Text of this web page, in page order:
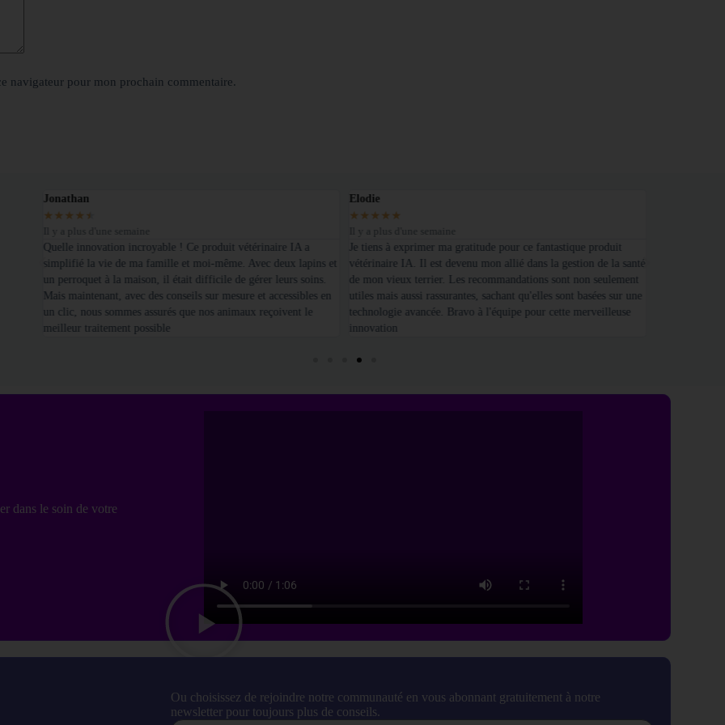
navigateur pour mon prochain commentaire.
Jonathan
★ ★ ★ ★ ★
Il y a plus d'une semaine
Quelle innovation incroyable ! Ce produit vétérinaire IA a
simplifié la vie de ma famille et moi-même. Avec deux lapins et
un perroquet à la maison, il était difficile de gérer leurs soins.
Mais maintenant, avec des conseils sur mesure et accessibles en
un clic, nous sommes assurés que nos animaux reçoivent le
meilleur traitement possible
Elodie
★ ★ ★ ★ ★
Il y a plus d'une semaine
Je tiens à exprimer ma gratitude pour ce fantastique produit
vétérinaire IA. Il est devenu mon allié dans la gestion de la santé
de mon vieux terrier. Les recommandations sont non seulement
utiles mais aussi rassurantes, sachant qu'elles sont basées sur une
technologie avancée. Bravo à l'équipe pour cette merveilleuse
innovation
dans le soin de votre
Ou choisissez de rejoindre notre communauté en vous abonnant gratuitement à notre
newsletter pour toujours plus de conseils.